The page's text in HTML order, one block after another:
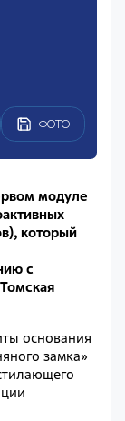
ФОТО
модуле
который
с
основания
замка»